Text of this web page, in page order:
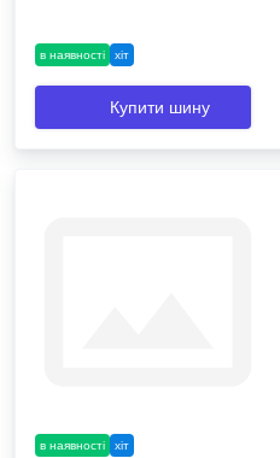
в наявності хіт
Купити шину
в наявності хіт